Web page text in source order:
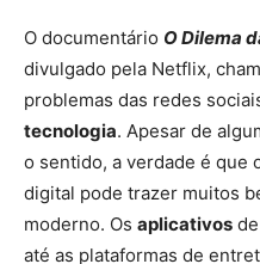
O documentário O Dilema
divulgado pela Netflix,
problemas das redes
tecnologia. Apesar de
o sentido, a verdade é que
digital pode trazer muitos
moderno. Os aplicativos
até as plataformas de